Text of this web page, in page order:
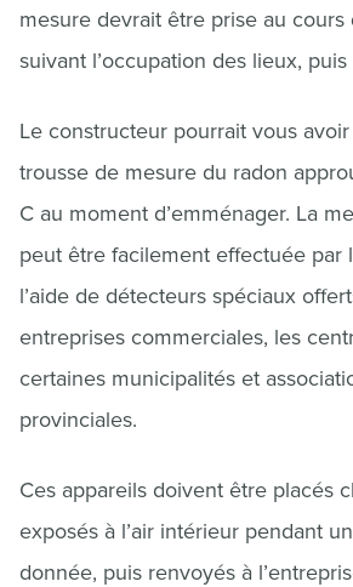
mesure devrait être prise au
suivant l’occupation des lieux,
Le constructeur pourrait vous
trousse de mesure du radon
C au moment d’emménager. La
peut être facilement effectuée par
l’aide de détecteurs spéciaux
entreprises commerciales, les
certaines municipalités et
provinciales.
Ces appareils doivent être placés
exposés à l’air intérieur pendant
donnée, puis renvoyés à